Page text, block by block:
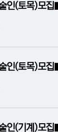
인(토목)모집■
인(토목)모집■
인(기계)모집■